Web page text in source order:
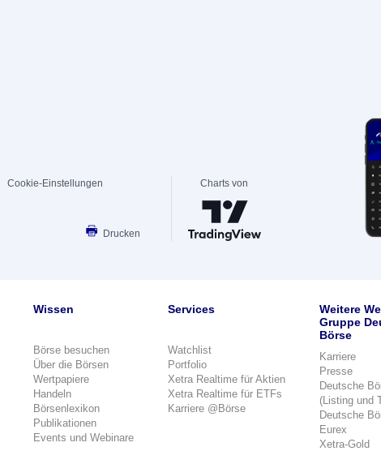
Cookie-Einstellungen
Drucken
Charts von
Wissen
Börse besuchen
Über die Börsen
Wertpapiere
Handeln
Börsenlexikon
Publikationen
Events und Webinare
Services
Watchlist
Portfolio
Xetra Realtime für Aktien
Xetra Realtime für ETFs
Karriere @Börse
Weitere
Gruppe
Börse
Karriere
Presse
Deutsche
(Listing und
Deutsche
Eurex
Xetra-Gold